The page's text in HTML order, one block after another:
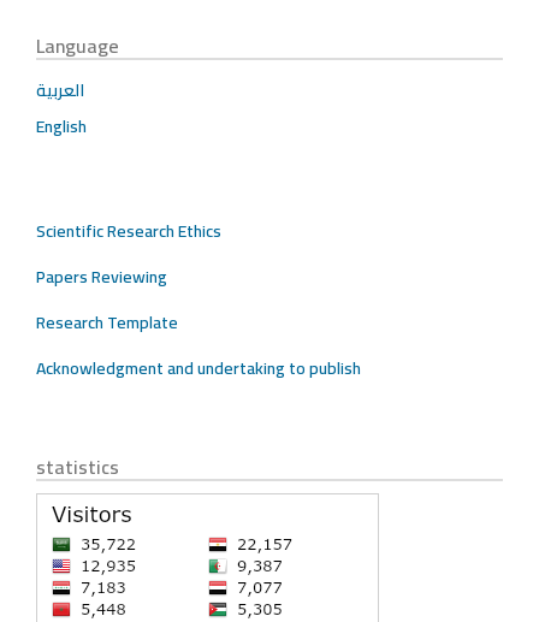
Language
العربية
English
Scientific Research Ethics
Papers Reviewing
Research Template
Acknowledgment and undertaking to publish
statistics